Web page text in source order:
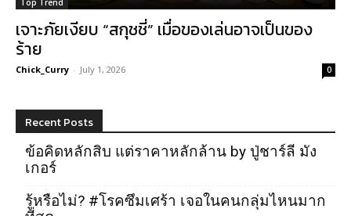
เจาะภัยเงียบ “สกุชชี่” เมื่อของเล่นอาจเป็นของ
ร้าย
Chick_Curry - July 1, 2026 0
Recent Posts
ข้อคิดหลักสิบ แต่ราคาหลักล้าน by ปู่ชาร์ลี มัง
เกอร์
รู้หรือไม่? #โรคซึมเศร้า เจอในคนกลุ่มไหนมาก